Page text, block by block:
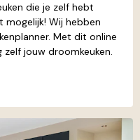
die je zelf hebt
mogelijk! Wij hebben
Met dit online
jouw droomkeuken.